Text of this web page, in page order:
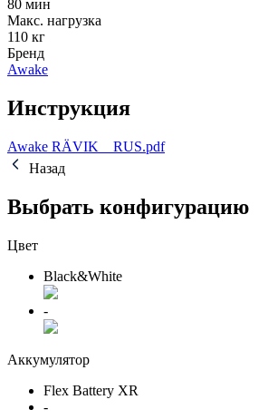
80 мин
Макс. нагрузка
110 кг
Бренд
Awake
Инструкция
Awake RÄVIK__RUS.pdf
Назад
Выбрать конфигурацию
Цвет
Black&White
-
Аккумулятор
Flex Battery XR
-